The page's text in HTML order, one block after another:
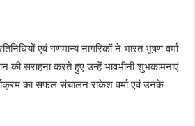
एवं गणमान्य नागरिकों ने भारत भूषण वर्मा
की सराहना करते हुए उन्हें भावभीनी शुभकामनाएं
का सफल संचालन राकेश वर्मा एवं उनके